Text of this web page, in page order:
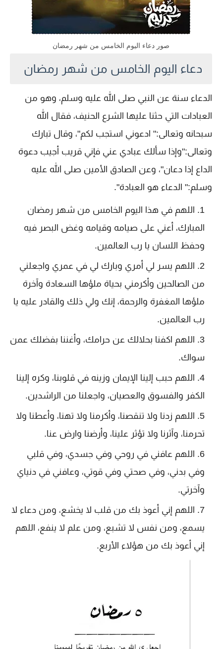
صور دعاء اليوم الخامس من شهر رمضان
دعاء اليوم الخامس من شهر رمضان
الدعاء سنة عن النبي صلى الله عليه وسلم، وهو من
العبادات التي حثنا عليها الشرع الحنيف، فقال الله
سبحانه وتعالى:" ادعوني استجب لكم"، وقال تبارك
وتعالى:"وإذا سألك عبادي عني فإني قريب أجيب دعوة
الداع إذا دعان"، وعن الصادق الأمين صلى الله عليه
وسلم:" الدعاء هو العبادة".
اللهم في هذا اليوم الخامس من شهر رمضان
المبارك، أعني على صيامه وقيامه وغض البصر فيه
وحفظ اللسان يا رب العالمين.
اللهم يسر لي أمري وبارك لي في عمري واجعلني
من الصالحين وأكرمني بحياة ملؤها السعادة وآخرة
ملؤها المغفرة والرحمة، إنك ولي ذلك والقادر عليه يا
رب العالمين.
اللهم اكفنا بحلالك عن حرامك، وأغننا بفضلك عمن
سواك.
اللهم حبب إلينا الإيمان وزينه في قلوبنا، وكره إلينا
الكفر والفسوق والعصيان، واجعلنا من الراشدين.
اللهم زدنا ولا تنقصنا، وأكرمنا ولا تهنا، وأعطنا ولا
تحرمنا، وآثرنا ولا تؤثر علينا، وأرضنا وارض عنا.
اللهم عافني في روحي وفي جسدي، وفي قلبي
وفي بدني، وفي صحتي وفي قوتي، وعافني في دنياي
وآخرتي.
اللهم إني أعوذ بك من قلب لا يخشع، ومن دعاء لا
يسمع، ومن نفس لا تشبع، ومن علم لا ينفع، اللهم
إني أعوذ بك من هؤلاء الأربع.